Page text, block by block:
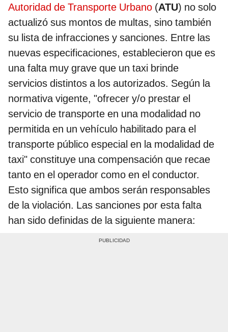
Autoridad de Transporte Urbano (ATU) no solo
actualizó sus montos de multas, sino también
su lista de infracciones y sanciones. Entre las
nuevas especificaciones, establecieron que es
una falta muy grave que un taxi brinde
servicios distintos a los autorizados. Según la
normativa vigente, "ofrecer y/o prestar el
servicio de transporte en una modalidad no
permitida en un vehículo habilitado para el
transporte público especial en la modalidad de
taxi" constituye una compensación que recae
tanto en el operador como en el conductor.
Esto significa que ambos serán responsables
de la violación. Las sanciones por esta falta
han sido definidas de la siguiente manera: